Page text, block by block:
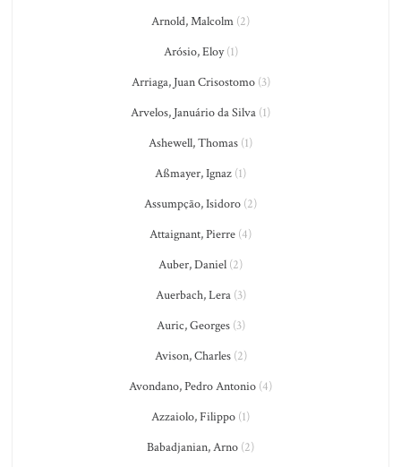
Arnold, Malcolm (2)
Arósio, Eloy(1)
Arriaga, Juan Crisostomo(3)
Arvelos, Januário da Silva (1)
Ashewell, Thomas (1)
Aßmayer, Ignaz (1)
Assumpção, Isidoro (2)
Attaignant, Pierre (4)
Auber, Daniel (2)
Auerbach, Lera(3)
Auric, Georges(3)
Avison, Charles(2)
Avondano, Pedro Antonio (4)
Azzaiolo, Filippo (1)
Babadjanian, Arno (2)